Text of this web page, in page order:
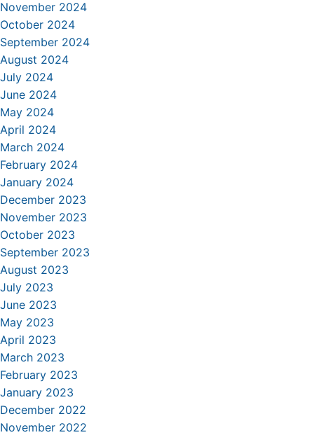
November 2024
October 2024
September 2024
August 2024
July 2024
June 2024
May 2024
April 2024
March 2024
February 2024
January 2024
December 2023
November 2023
October 2023
September 2023
August 2023
July 2023
June 2023
May 2023
April 2023
March 2023
February 2023
January 2023
December 2022
November 2022